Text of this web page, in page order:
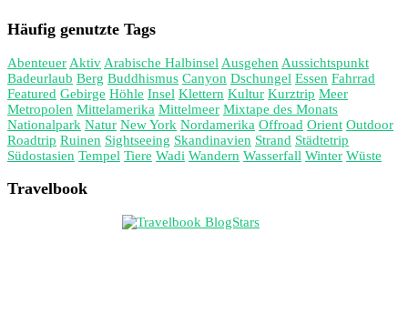
Häufig genutzte Tags
Abenteuer Aktiv Arabische Halbinsel Ausgehen Aussichtspunkt
Badeurlaub Berg Buddhismus Canyon Dschungel Essen Fahrrad
Featured Gebirge Höhle Insel Klettern Kultur Kurztrip Meer
Metropolen Mittelamerika Mittelmeer Mixtape des Monats
Nationalpark Natur New York Nordamerika Offroad Orient Outdoor
Roadtrip Ruinen Sightseeing Skandinavien Strand Städtetrip
Südostasien Tempel Tiere Wadi Wandern Wasserfall Winter Wüste
Travelbook